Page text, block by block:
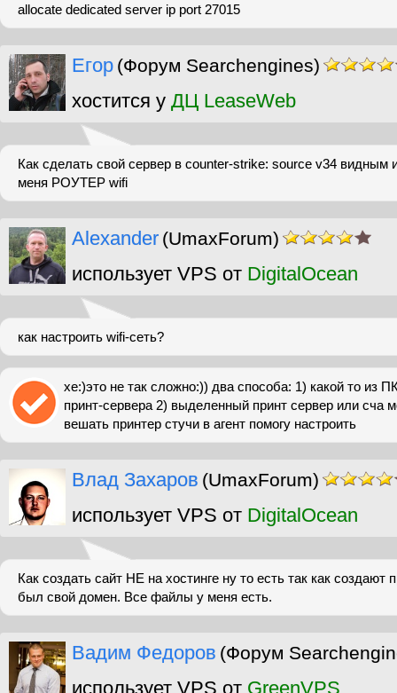
allocate dedicated server ip port 27015
Егор (Форум Searchengines)
хостится у ДЦ LeaseWeb
Как сделать свой сервер в counter-strike: source v34 видным
меня РОУТЕР wifi
Alexander (UmaxForum)
использует VPS от DigitalOcean
как настроить wifi-cеть?
хе:)это не так сложно:)) два способа: 1) какой то из
принт-сервера 2) выделенный принт сервер или сча
вешать принтер стучи в агент помогу настроить
Влад Захаров (UmaxForum)
использует VPS от DigitalOcean
Как создать сайт НЕ на хостинге ну то есть так как
был свой домен. Все файлы у меня есть.
Вадим Федоров (Форум
использует VPS от GreenVPS